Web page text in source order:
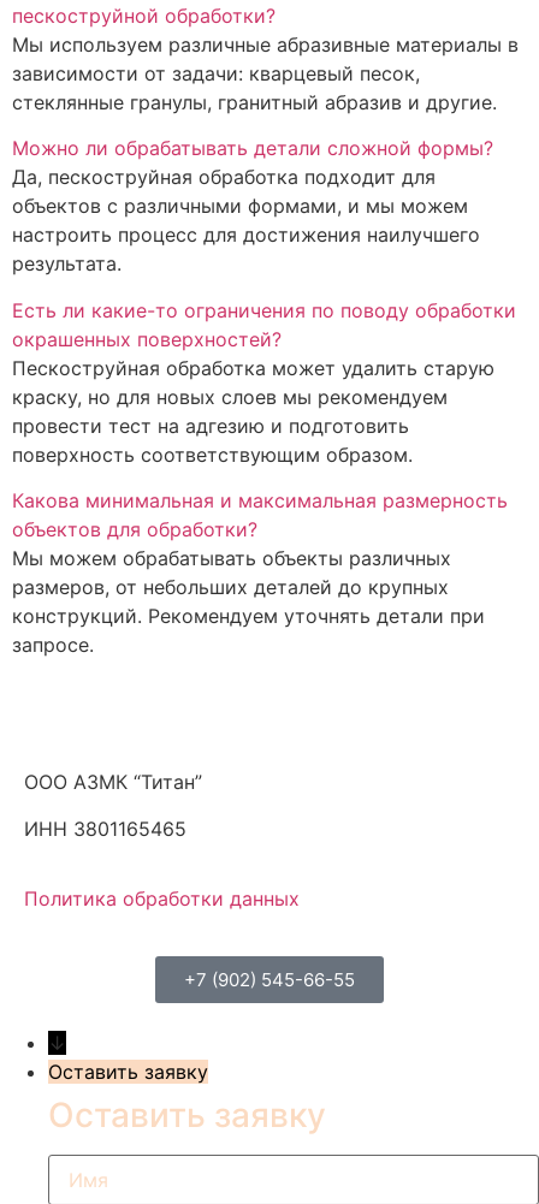
пескоструйной обработки?
Мы используем различные абразивные материалы в
зависимости от задачи: кварцевый песок,
стеклянные гранулы, гранитный абразив и другие.
Можно ли обрабатывать детали сложной формы?
Да, пескоструйная обработка подходит для
объектов с различными формами, и мы можем
настроить процесс для достижения наилучшего
результата.
Есть ли какие-то ограничения по поводу обработки
окрашенных поверхностей?
Пескоструйная обработка может удалить старую
краску, но для новых слоев мы рекомендуем
провести тест на адгезию и подготовить
поверхность соответствующим образом.
Какова минимальная и максимальная размерность
объектов для обработки?
Мы можем обрабатывать объекты различных
размеров, от небольших деталей до крупных
конструкций. Рекомендуем уточнять детали при
запросе.
ООО АЗМК “Титан”
ИНН 3801165465
Политика обработки данных
+7 (902) 545-66-55
↓
Оставить заявку
Оставить заявку